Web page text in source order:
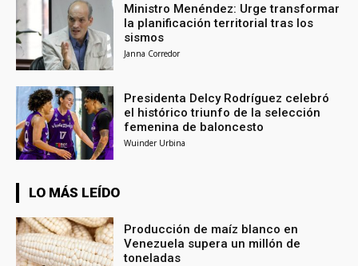
Ministro Menéndez: Urge transformar
la planificación territorial tras los
sismos
Janna Corredor
Presidenta Delcy Rodríguez celebró
el histórico triunfo de la selección
femenina de baloncesto
Wuinder Urbina
LO MÁS LEÍDO
Producción de maíz blanco en
Venezuela supera un millón de
toneladas